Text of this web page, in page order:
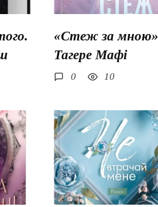
«Стеж за мною»
Тагере Мафі
0 10